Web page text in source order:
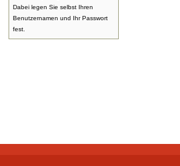
Dabei legen Sie selbst Ihren
Benutzernamen und Ihr Passwort
fest.